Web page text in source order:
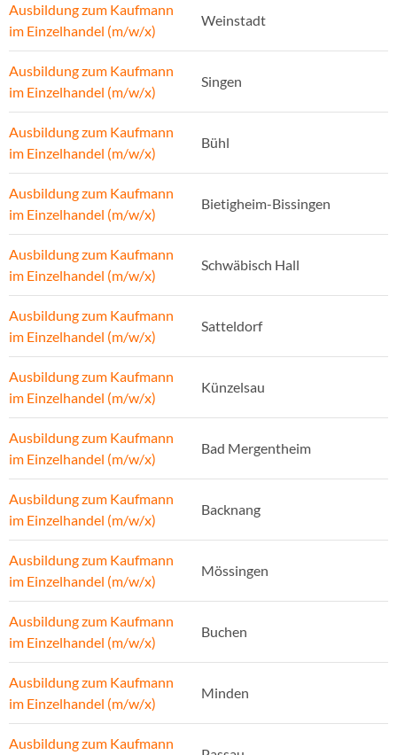
Ausbildung zum Kaufmann
im Einzelhandel (m/w/x)
Weinstadt
Ausbildung zum Kaufmann
im Einzelhandel (m/w/x)
Singen
Ausbildung zum Kaufmann
im Einzelhandel (m/w/x)
Bühl
Ausbildung zum Kaufmann
im Einzelhandel (m/w/x)
Bietigheim-Bissingen
Ausbildung zum Kaufmann
im Einzelhandel (m/w/x)
Schwäbisch Hall
Ausbildung zum Kaufmann
im Einzelhandel (m/w/x)
Satteldorf
Ausbildung zum Kaufmann
im Einzelhandel (m/w/x)
Künzelsau
Ausbildung zum Kaufmann
im Einzelhandel (m/w/x)
Bad Mergentheim
Ausbildung zum Kaufmann
im Einzelhandel (m/w/x)
Backnang
Ausbildung zum Kaufmann
im Einzelhandel (m/w/x)
Mössingen
Ausbildung zum Kaufmann
im Einzelhandel (m/w/x)
Buchen
Ausbildung zum Kaufmann
im Einzelhandel (m/w/x)
Minden
Ausbildung zum Kaufmann